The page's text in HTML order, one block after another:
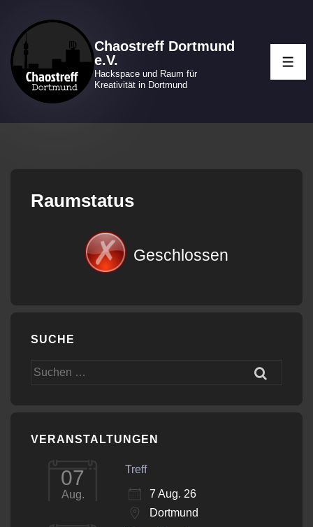
Inhalt
Chaostreff Dortmund
e.V.
Hackspace und Raum für
Kreativität in Dortmund
Raumstatus
Geschlossen
SUCHE
Suchen
VERANSTALTUNGEN
07
Aug.
Treff
7 Aug. 26
Dortmund